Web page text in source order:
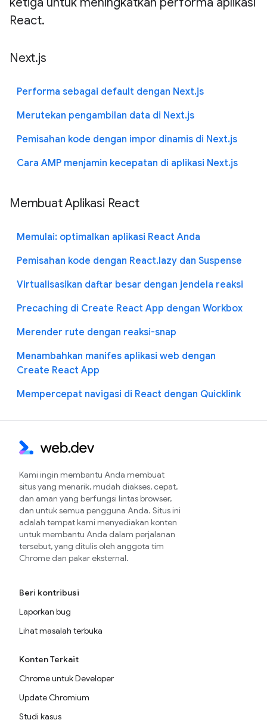
React.
Next.js
Performa sebagai default dengan Next.js
Merutekan pengambilan data di Next.js
Pemisahan kode dengan impor dinamis di Next.js
Cara AMP menjamin kecepatan di aplikasi Next.js
Membuat Aplikasi React
Memulai: optimalkan aplikasi React Anda
Pemisahan kode dengan React.lazy dan Suspense
Virtualisasikan daftar besar dengan jendela reaksi
Precaching di Create React App dengan Workbox
Merender rute dengan reaksi-snap
Menambahkan manifes aplikasi web dengan
Create React App
Mempercepat navigasi di React dengan Quicklink
Kami ingin membantu Anda membuat
situs yang menarik, mudah diakses, cepat,
dan aman yang berfungsi lintas browser,
dan untuk semua pengguna Anda. Situs ini
adalah tempat kami menyediakan konten
untuk membantu Anda dalam perjalanan
tersebut, yang ditulis oleh anggota tim
Chrome dan pakar eksternal.
Beri kontribusi
Laporkan bug
Lihat masalah terbuka
Konten Terkait
Chrome untuk Developer
Update Chromium
Studi kasus